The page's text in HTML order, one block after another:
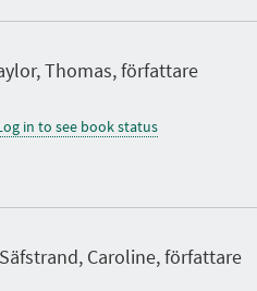
Thomas, författare
in to see book status
Säfstrand, Caroline, författare